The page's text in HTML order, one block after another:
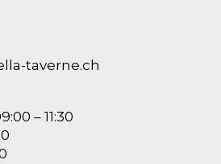
taverne.ch
– 11:30